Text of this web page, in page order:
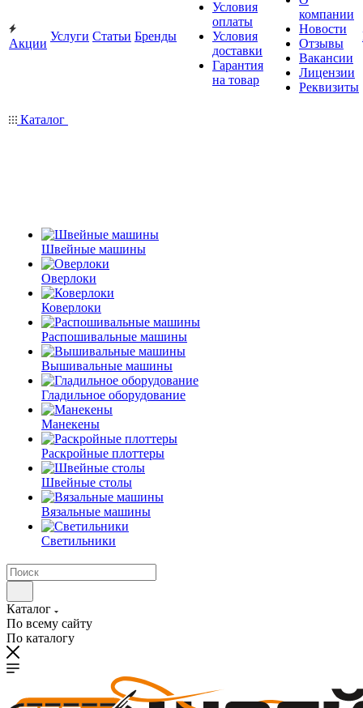
Акции
Услуги Статьи Бренды
Условия
оплаты
Условия
доставки
Гарантия
на товар
компании
Новости
Отзывы
Вакансии
Лицензии
Реквизиты
Каталог
Швейные машины
Оверлоки
Коверлоки
Распошивальные машины
Вышивальные машины
Гладильное оборудование
Манекены
Раскройные плоттеры
Швейные столы
Вязальные машины
Светильники
Каталог
По всему сайту
По каталогу